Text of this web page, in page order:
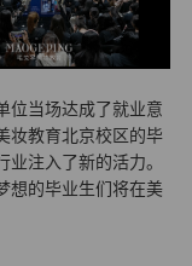
位当场达成了就业意
妆教育北京校区的毕
注入了新的活力。
想的毕业生们将在美